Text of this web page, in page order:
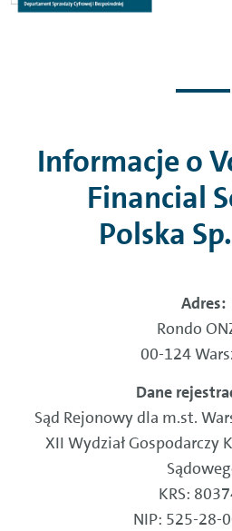
Informacje o
Financial
Polska
Adres:
Rondo
00-124
Dane
Sąd Rejonowy dla m.st.
XII Wydział Gospodarczy
KRS:
NIP: 525-28-